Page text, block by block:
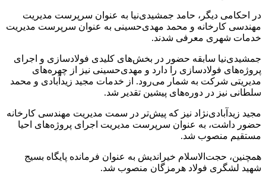
در احکامی دیگر، حامد جمشیدی‌نیا به عنوان سرپرست مدیریت
مهندسی کارخانه و محمد مهدی‌حسینی به عنوان سرپرست مدیریت
خدمات شهری معرفی شدند.
جمشیدی‌نیا سابقه حضور در بخش‌های کلیدی فولادسازی و اجرای
پروژه‌های فولادسازی را دارد و مهدی‌حسینی نیز از چهره‌های
مدیریتی شرکت به شمار می‌رود. از خدمات مجید زیدآبادی و محمد
سلطانی نیز در دوره‌های پیشین تقدیر شد.
مجید زیدآبادی‌نژاد نیز که پیش‌تر در سمت مدیریت مهندسی کارخانه
حضور داشت، به عنوان سرپرست مدیریت اجرای پروژه‌های احیا
مستقیم منصوب شد.
همچنین، حجت‌الاسلام خیراندیش به عنوان فرمانده پایگاه بسیج
شهید لشگری فولاد هرمزگان منصوب شد.